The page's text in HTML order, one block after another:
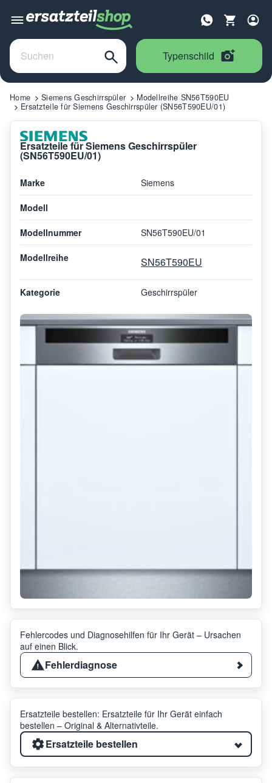
Typenschild
Home Siemens Geschirrspüler
Modellreihe SN56T590EU
Ersatzteile für Siemens Geschirrspüler (SN56T590EU/01)
Ersatzteile für Siemens Geschirrspüler
(SN56T590EU/01)
Marke Siemens
Modell
Modellnummer SN56T590EU/01
Modellreihe SN56T590EU
Kategorie Geschirrspüler
Fehlercodes und Diagnosehilfen für Ihr Gerät – Ursachen
auf einen Blick.
Fehlerdiagnose
Ersatzteile bestellen: Ersatzteile für Ihr Gerät einfach
bestellen – Original & Alternativteile.
Ersatzteile bestellen